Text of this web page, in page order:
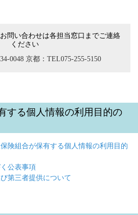
問い合わせは各担当窓口までご連絡
ください
0048 京都：TEL075-255-5150
する個人情報の利用目的の
険組合が保有する個人情報の利用目的
公表事項
第三者提供について